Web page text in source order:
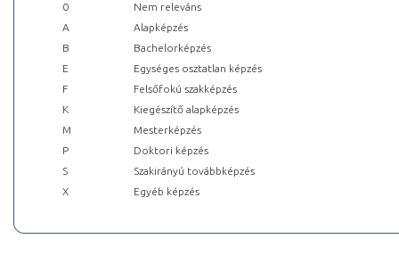
0
Nem releváns
A
Alapképzés
B
Bachelorképzés
E
Egységes osztatlan képzés
F
Felsőfokú szakképzés
K
Kiegészítő alapképzés
M
Mesterképzés
P
Doktori képzés
S
Szakirányú továbbképzés
X
Egyéb képzés